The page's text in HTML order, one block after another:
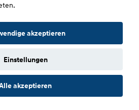
Autohaus Scherhag
Impressum
akzeptieren
Einstellungen
akzeptieren